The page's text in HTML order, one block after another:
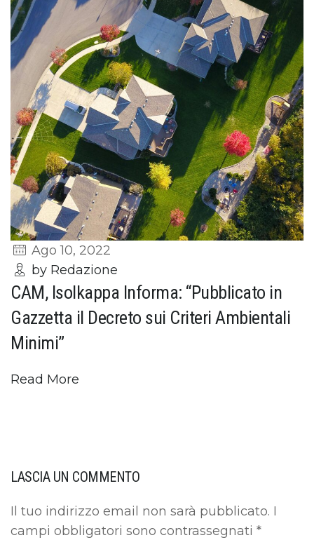
Ago 10, 2022
by Redazione
CAM, Isolkappa Informa: “Pubblicato in
Gazzetta il Decreto sui Criteri Ambientali
Minimi”
Read More
LASCIA UN COMMENTO
Il tuo indirizzo email non sarà pubblicato. I
campi obbligatori sono contrassegnati *